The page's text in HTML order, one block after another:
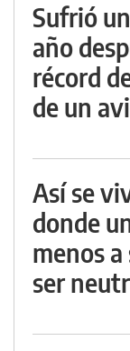
Sufrió
año
récord
de un
Así se
donde
menos
ser